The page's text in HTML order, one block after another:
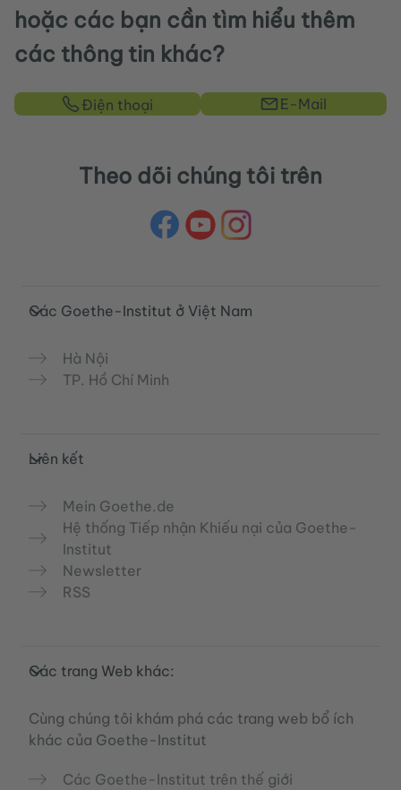
hoặc các bạn cần tìm hiểu thêm
các thông tin khác?
Điện thoại E-Mail
Theo dõi chúng tôi trên
Service- und Informationsbereich
Các Goethe-Institut ở Việt Nam
Hà Nội
TP. Hồ Chí Minh
Liên kết
Mein Goethe.de
Hệ thống Tiếp nhận Khiếu nại của Goethe-
Institut
Newsletter
RSS
Các trang Web khác:
Cùng chúng tôi khám phá các trang web bổ ích
khác của Goethe-Institut
Các Goethe-Institut trên thế giới